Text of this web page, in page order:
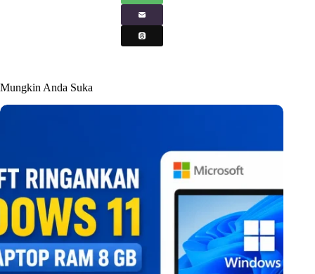
Mungkin Anda Suka